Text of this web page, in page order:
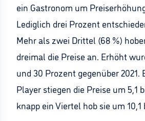
ein Gastronom um
Lediglich drei Prozent
Mehr als zwei Drittel (68 %)
dreimal die Preise an. Erhöht
und 30 Prozent gegenüber 2021.
Player stiegen die Preise um 5,1
knapp ein Viertel hob sie um 10,1